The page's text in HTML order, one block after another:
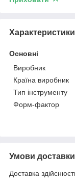
Характеристики
Основні
Виробник
Країна виробник
Тип інструменту
Форм-фактор
Умови доставки
Доставка